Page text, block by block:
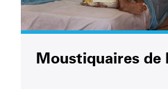
Moustiquaires de